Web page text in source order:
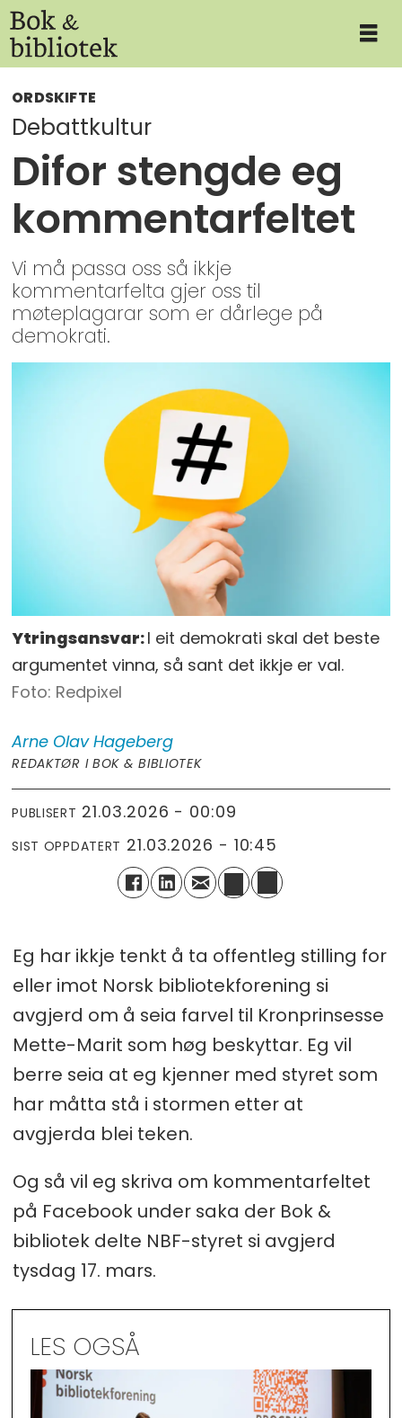
ORDSKIFTE
Debattkultur
Difor stengde eg
kommentarfeltet
Vi må passa oss så ikkje
kommentarfelta gjer oss til
møteplagarar som er dårlege på
demokrati.
Ytringsansvar:I eit demokrati skal det beste
argumentet vinna, så sant det ikkje er val.
Redpixel
Arne Olav Hageberg
REDAKTØR I BOK & BIBLIOTEK
PUBLISERT 21.03.2026 - 00:09
SIST OPPDATERT 21.03.2026 - 10:45
Eg har ikkje tenkt å ta offentleg stilling for
eller imot Norsk bibliotekforening si
avgjerd om å seia farvel til Kronprinsesse
Mette-Marit som høg beskyttar. Eg vil
berre seia at eg kjenner med styret som
har måtta stå i stormen etter at
avgjerda blei teken.
Og så vil eg skriva om kommentarfeltet
på Facebook under saka der Bok &
bibliotek delte NBF-styret si avgjerd
tysdag 17. mars.
LES OGSÅ